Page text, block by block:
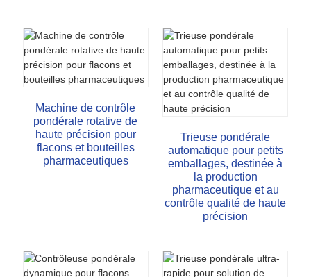
Machine de contrôle
pondérale rotative de
haute précision pour
flacons et bouteilles
pharmaceutiques
Trieuse pondérale
automatique pour petits
emballages, destinée à
la production
pharmaceutique et au
contrôle qualité de haute
précision